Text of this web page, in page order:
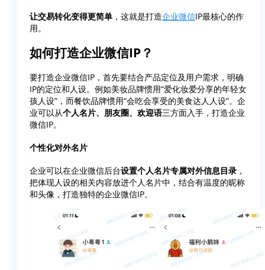
让交易转化变得更简单 ，这就是打造企业微信IP最核心的作
用。
如何打造企业微信IP？
要打造企业微信IP，首先要结合产品定位及用户需求，明确
IP的定位和人设。例如美妆品牌惯用“爱化妆爱分享的年轻女
孩人设”，而餐饮品牌惯用“会吃会享受的美食达人人设”。企
业可以从个人名片、朋友圈、欢迎语三方面入手，打造企业
微信IP。
个性化对外名片
企业可以在企业微信后台设置个人名片专属对外信息目录 ，
把体现人设的相关内容放进个人名片中，结合有温度的昵称
和头像，打造独特的企业微信IP。